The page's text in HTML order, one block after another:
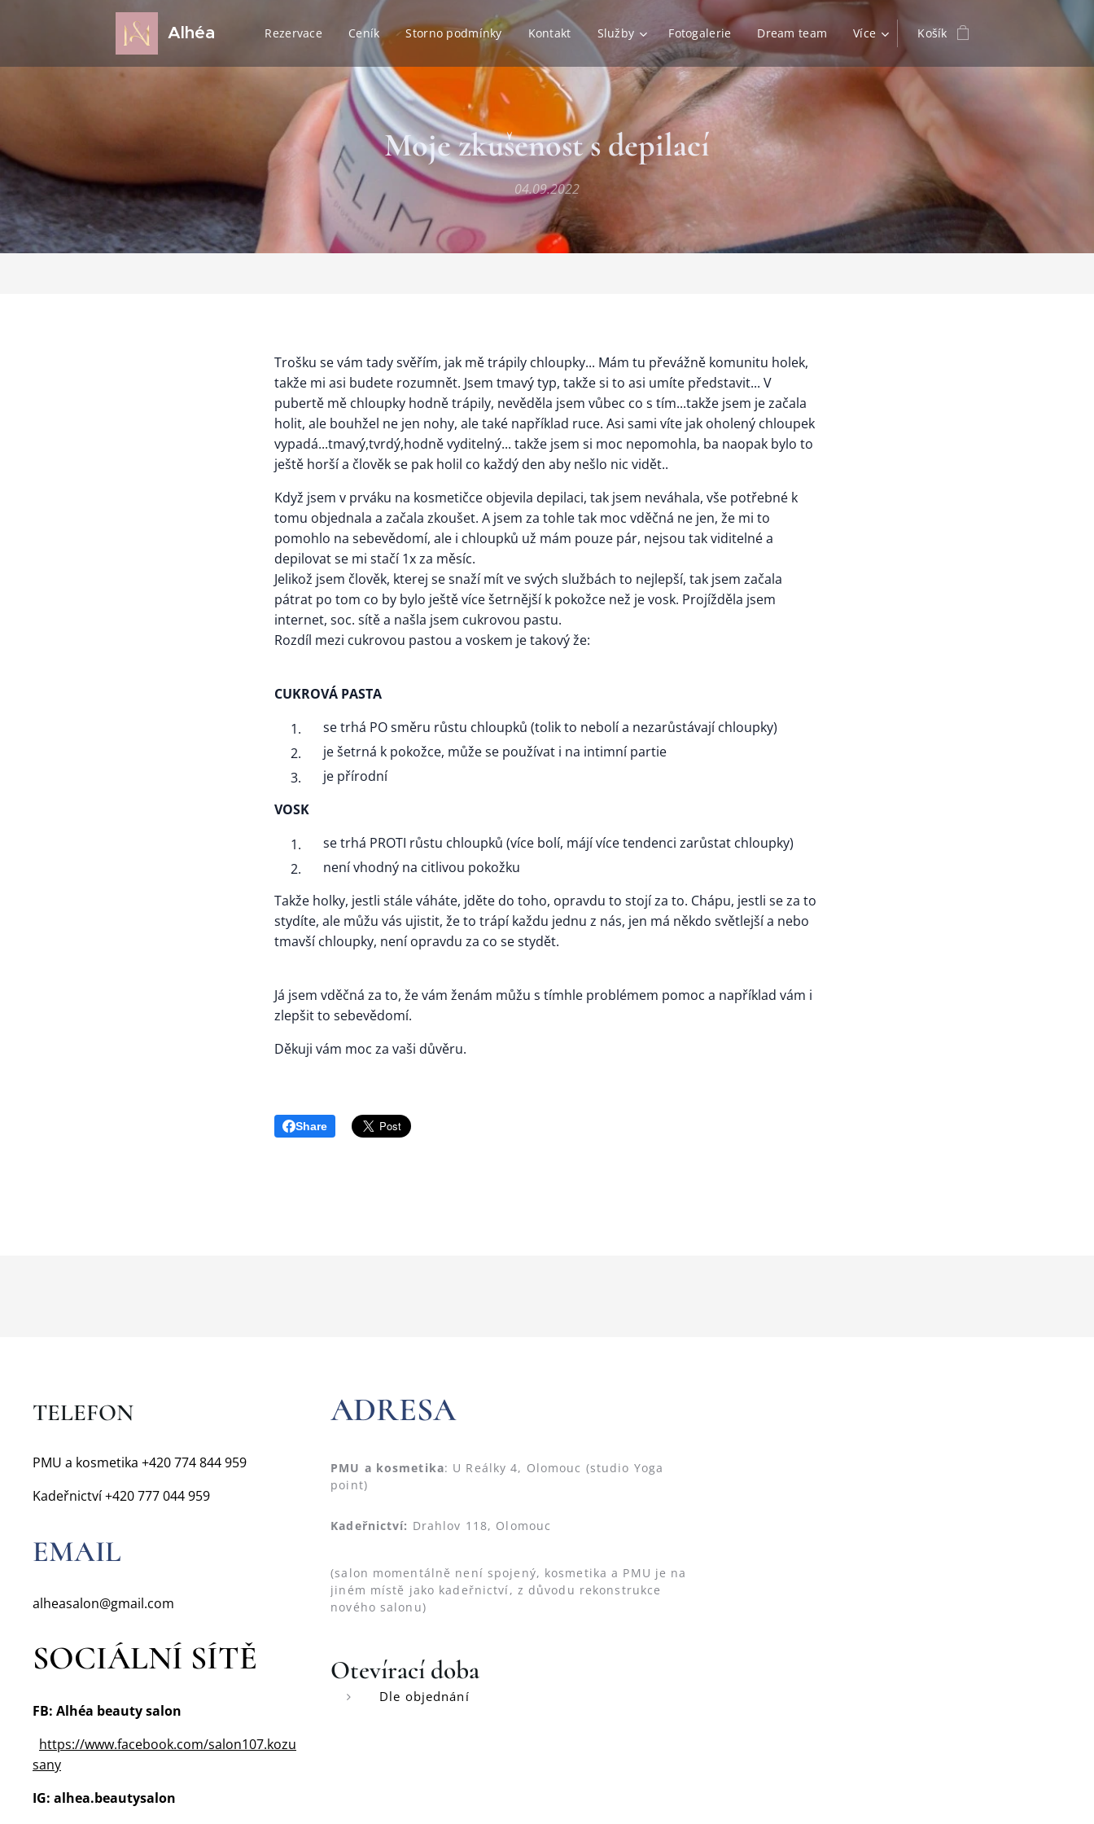
Alhéa Rezervace Ceník Storno podmínky Kontakt Služby Fotogalerie Dream team Více Košík
Moje zkušenost s depilací
04.09.2022
Trošku se vám tady svěřím, jak mě trápily chloupky... Mám tu převážně komunitu holek,
takže mi asi budete rozumnět. Jsem tmavý typ, takže si to asi umíte představit... V
pubertě mě chloupky hodně trápily, nevěděla jsem vůbec co s tím...takže jsem je začala
holit, ale bouhžel ne jen nohy, ale také například ruce. Asi sami víte jak oholený chloupek
vypadá...tmavý,tvrdý,hodně vyditelný... takže jsem si moc nepomohla, ba naopak bylo to
ještě horší a člověk se pak holil co každý den aby nešlo nic vidět..
Když jsem v prváku na kosmetičce objevila depilaci, tak jsem neváhala, vše potřebné k
tomu objednala a začala zkoušet. A jsem za tohle tak moc vděčná ne jen, že mi to
pomohlo na sebevědomí, ale i chloupků už mám pouze pár, nejsou tak viditelné a
depilovat se mi stačí 1x za měsíc.
Jelikož jsem člověk, kterej se snaží mít ve svých službách to nejlepší, tak jsem začala
pátrat po tom co by bylo ještě více šetrnější k pokožce než je vosk. Projížděla jsem
internet, soc. sítě a našla jsem cukrovou pastu.
Rozdíl mezi cukrovou pastou a voskem je takový že:
CUKROVÁ PASTA
se trhá PO směru růstu chloupků (tolik to nebolí a nezarůstávají chloupky)
je šetrná k pokožce, může se používat i na intimní partie
je přírodní
VOSK
se trhá PROTI růstu chloupků (více bolí, májí více tendenci zarůstat chloupky)
není vhodný na citlivou pokožku
Takže holky, jestli stále váháte, jděte do toho, opravdu to stojí za to. Chápu, jestli se za to
stydíte, ale můžu vás ujistit, že to trápí každu jednu z nás, jen má někdo světlejší a nebo
tmavší chloupky, není opravdu za co se stydět.
Já jsem vděčná za to, že vám ženám můžu s tímhle problémem pomoc a například vám i
zlepšit to sebevědomí.
Děkuji vám moc za vaši důvěru.
Share
TELEFON
PMU a kosmetika +420 774 844 959
Kadeřnictví +420 777 044 959
EMAIL
alheasalon@gmail.com
SOCIÁLNÍ SÍTĚ
FB: Alhéa beauty salon
https://www.facebook.com/salon107.kozu
sany
IG: alhea.beautysalon
ADRESA
PMU a kosmetika: U Reálky 4, Olomouc (studio Yoga
point)
Kadeřnictví: Drahlov 118, Olomouc
(salon momentálně není spojený, kosmetika a PMU je na
jiném místě jako kadeřnictví, z důvodu rekonstrukce
nového salonu)
Otevírací doba
Dle objednání